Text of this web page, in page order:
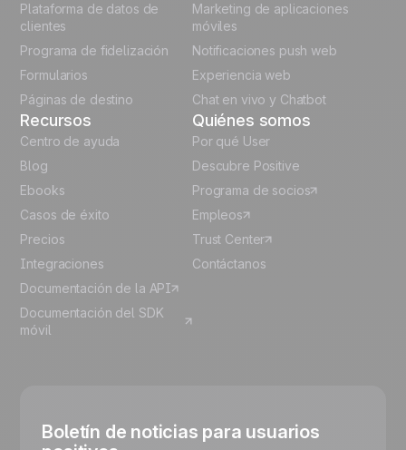
German
Plataforma de datos de
clientes
Programa de fidelización
Formularios
Páginas de destino
Marketing de aplicaciones
móviles
Notificaciones push web
Experiencia web
Chat en vivo y Chatbot
Recursos
Centro de ayuda
Blog
Ebooks
Casos de éxito
Precios
Integraciones
Documentación de la API
Documentación del SDK
móvil
Quiénes somos
Por qué User
Descubre Positive
Programa de socios
Empleos
Trust Center
Contáctanos
Boletín de noticias para usuarios